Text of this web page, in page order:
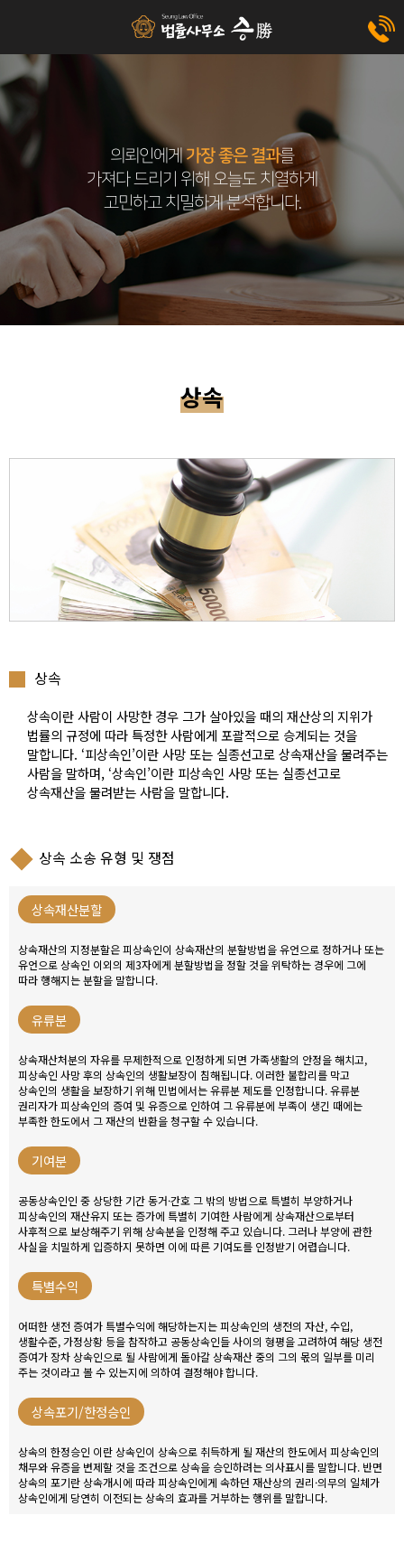
의뢰인에게가장 좋은 결과를
가져다 드리기 위해 오늘도 치열하게
고민하고 치밀하게 분석합니다.
상속
상속
상속이란 사람이 사망한 경우 그가 살아있을 때의 재산상의 지위가
법률의 규정에 따라 특정한 사람에게 포괄적으로 승계되는 것을
말합니다. ‘피상속인’이란 사망 또는 실종선고로 상속재산을 물려주는
사람을 말하며, ‘상속인’이란 피상속인 사망 또는 실종선고로
상속재산을 물려받는 사람을 말합니다.
상속 소송 유형 및 쟁점
상속재산분할
상속재산의 지정분할은 피상속인이 상속재산의 분할방법을 유언으로 정하거나 또는
유언으로 상속인 이외의 제3자에게 분할방법을 정할 것을 위탁하는 경우에 그에
따라 행해지는 분할을 말합니다.
유류분
상속재산처분의 자유를 무제한적으로 인정하게 되면 가족생활의 안정을 해치고,
피상속인 사망 후의 상속인의 생활보장이 침해됩니다. 이러한 불합리를 막고
상속인의 생활을 보장하기 위해 민법에서는 유류분 제도를 인정합니다. 유류분
권리자가 피상속인의 증여 및 유증으로 인하여 그 유류분에 부족이 생긴 때에는
부족한 한도에서 그 재산의 반환을 청구할 수 있습니다.
기여분
공동상속인인 중 상당한 기간 동거·간호 그 밖의 방법으로 특별히 부양하거나
피상속인의 재산유지 또는 증가에 특별히 기여한 사람에게 상속재산으로부터
사후적으로 보상해주기 위해 상속분을 인정해 주고 있습니다. 그러나 부양에 관한
사실을 치밀하게 입증하지 못하면 이에 따른 기여도를 인정받기 어렵습니다.
특별수익
어떠한 생전 증여가 특별수익에 해당하는지는 피상속인의 생전의 자산, 수입,
생활수준, 가정상황 등을 참작하고 공동상속인들 사이의 형평을 고려하여 해당 생전
증여가 장차 상속인으로 될 사람에게 돌아갈 상속재산 중의 그의 몫의 일부를 미리
주는 것이라고 볼 수 있는지에 의하여 결정해야 합니다.
상속포기/한정승인
상속의 한정승인 이란 상속인이 상속으로 취득하게 될 재산의 한도에서 피상속인의
채무와 유증을 변제할 것을 조건으로 상속을 승인하려는 의사표시를 말합니다. 반면
상속의 포기란 상속개시에 따라 피상속인에게 속하던 재산상의 권리·의무의 일체가
상속인에게 당연히 이전되는 상속의 효과를 거부하는 행위를 말합니다.